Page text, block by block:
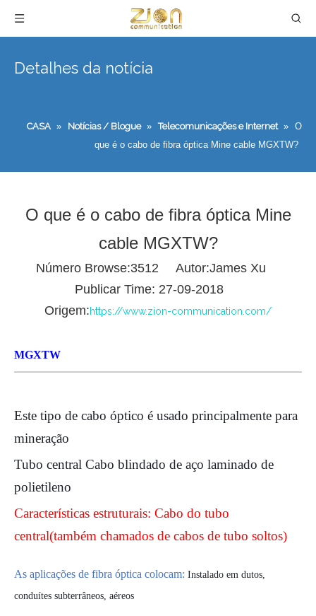
Detalhes da notícia
CASA » Notícias / Blogue » Telecomunicações e Internet » O
que é o cabo de fibra óptica Mine cable MGXTW?
O que é o cabo de fibra óptica Mine
cable MGXTW?
Número Browse:3512 Autor:James Xu
Publicar Time: 27-09-2018
Origem:https://www.zion-communication.com/
MGXTW
Este tipo de cabo óptico é usado principalmente para
mineração
Tubo central Cabo blindado de aço laminado de
polietileno
Características estruturais: Cabo do tubo
central(também chamados de cabos de tubo soltos)
As aplicações de fibra óptica colocam: Instalado em dutos,
conduítes subterrâneos, aéreos